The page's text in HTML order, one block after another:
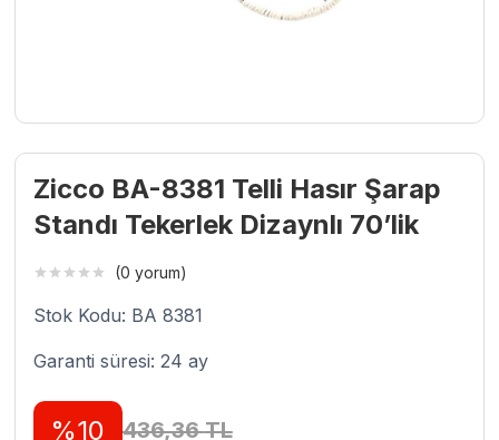
Zicco BA-8381 Telli Hasır Şarap
Standı Tekerlek Dizaynlı 70’lik
(0 yorum)
Stok Kodu: BA 8381
Garanti süresi: 24 ay
%10 436,36TL